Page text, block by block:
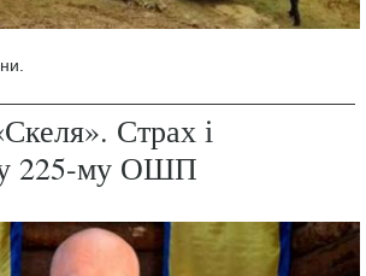
Страх і
у 225-му ОШП